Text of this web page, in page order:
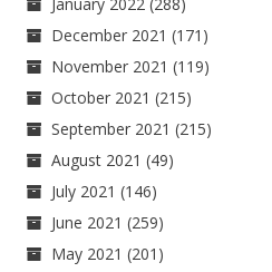
December 2021 (171)
November 2021 (119)
October 2021 (215)
September 2021 (215)
August 2021 (49)
July 2021 (146)
June 2021 (259)
May 2021 (201)